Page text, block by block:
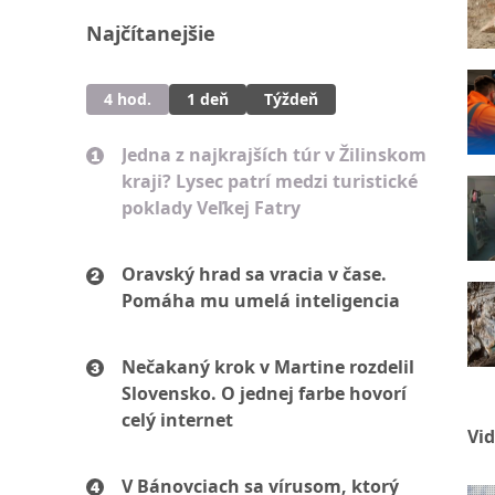
Najčítanejšie
4 hod. 1 deň Týždeň
Jedna z najkrajších túr v Žilinskom
kraji? Lysec patrí medzi turistické
poklady Veľkej Fatry
Oravský hrad sa vracia v čase.
Pomáha mu umelá inteligencia
Nečakaný krok v Martine rozdelil
Slovensko. O jednej farbe hovorí
celý internet
V Bánovciach sa vírusom, ktorý